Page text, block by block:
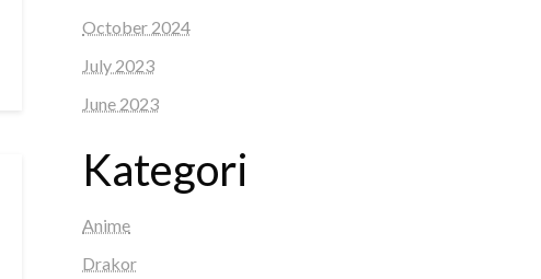
October 2024
July 2023
June 2023
Kategori
Anime
Drakor